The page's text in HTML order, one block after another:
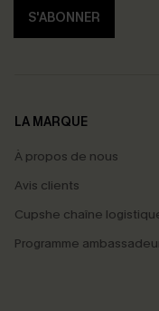
S'ABONNER
LA MARQUE
À propos de nous
Avis clients
Cupshe chaîne
Programme